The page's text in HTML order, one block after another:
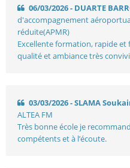
06/03/2026 - DUARTE
d'accompagnement
réduite(APMR)
Excellente formation, rapide et
qualité et ambiance très
03/03/2026 - SLAMA
ALTEA FM
Très bonne école je
compétents et à l’écoute.